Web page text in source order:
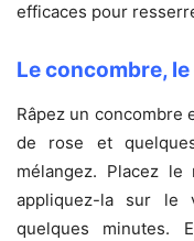
efficaces pour
Le concombre,
Râpez un concombre
de rose et
mélangez. Placez
appliquez-la sur le
quelques minutes.